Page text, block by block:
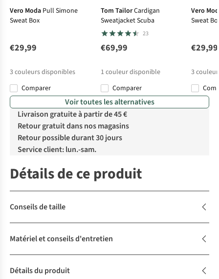
Vero Moda Pull Simone
Sweat Box
€29,99
3couleurs disponibles
Comparer
Tom TailorCardigan
Sweatjacket Scuba
23
€69,99
1 couleur disponible
Comparer
Vero
Sweat
€29,99
3
Voir toutes les alternatives
Livraison gratuite à partir de 45 €
Retour gratuit dans nos magasins
Retour possible durant 30 jours
Service client: lun.-sam.
Détails de ce produit
Conseils de taille
Matériel et conseils d'entretien
Détails du produit